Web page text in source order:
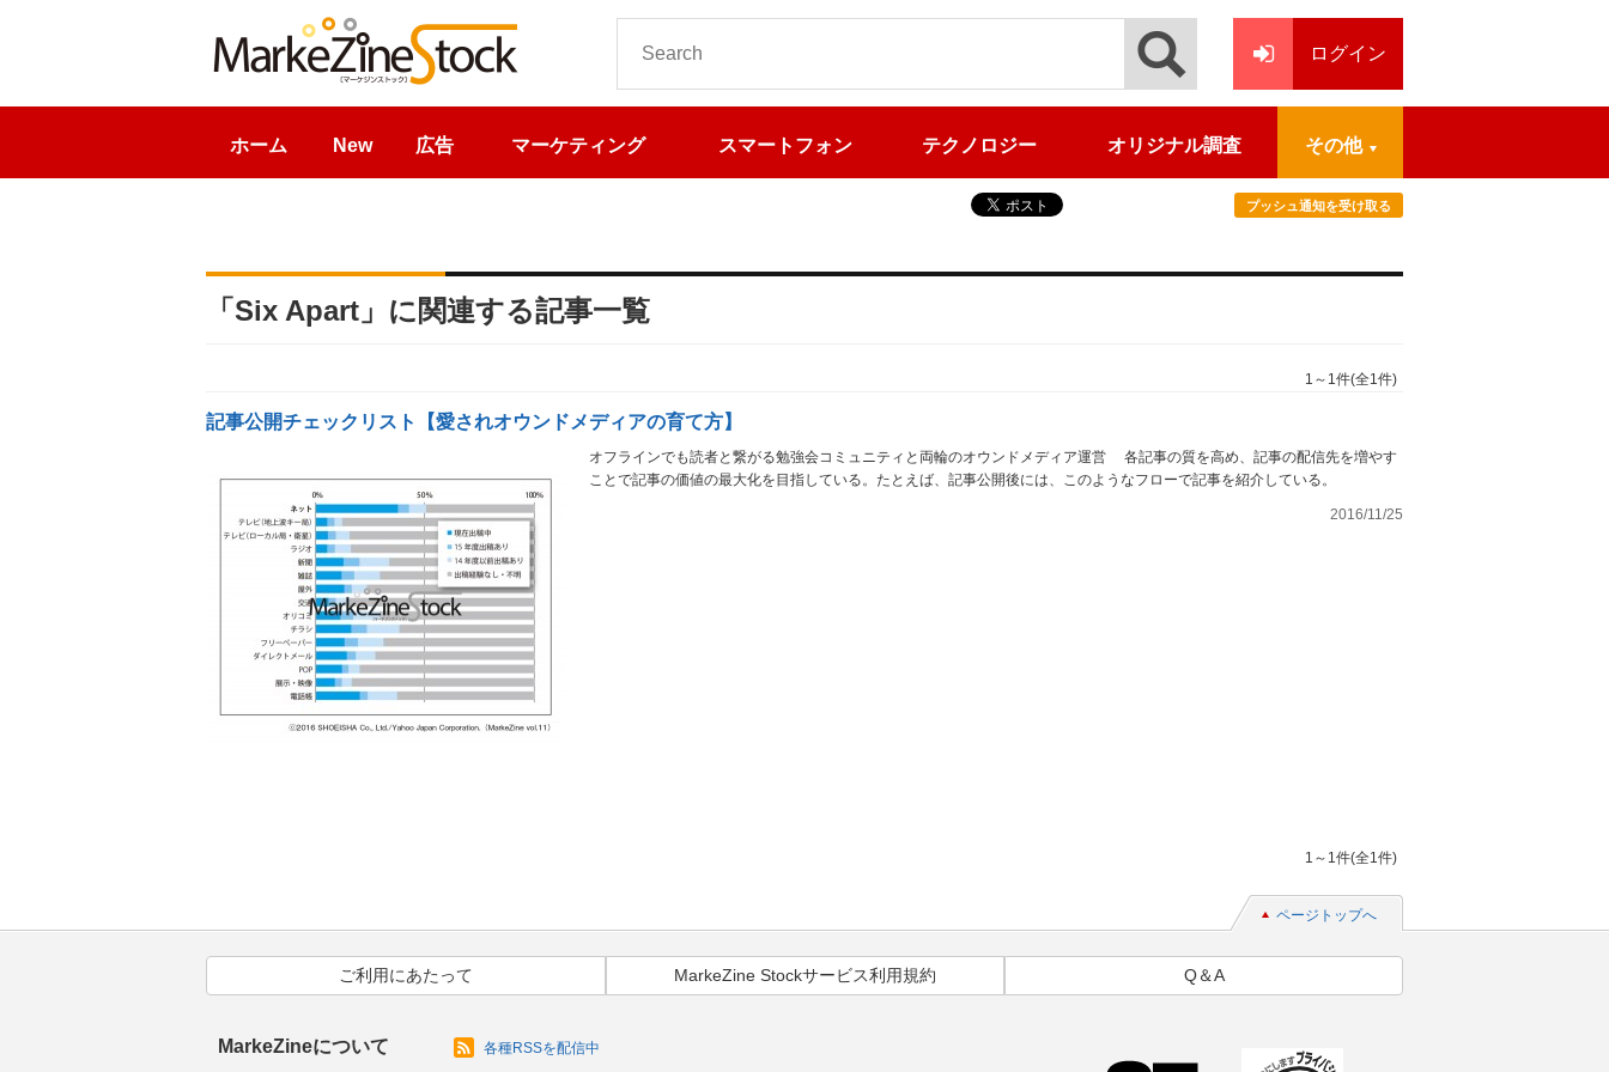
ログイン
ホーム New 広告 マーケティング スマートフォン テクノロジー オリジナル調査 その他
プッシュ通知を受け取る
「Six Apart」に関連する記事一覧
1～1件(全1件)
記事公開チェックリスト【愛されオウンドメディアの育て方】
オフラインでも読者と繋がる勉強会コミュニティと両輪のオウンドメディア運営 各記事の質を高め、記事の配信先を増やす
ことで記事の価値の最大化を目指している。たとえば、記事公開後には、このようなフローで記事を紹介している。
2016/11/25
1～1件(全1件)
ページトップへ
ご利用にあたって MarkeZine Stockサービス利用規約 Q＆A
MarkeZineについて 各種RSSを配信中